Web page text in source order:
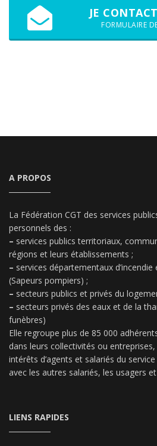
JE
FORMULAIRE
A PROPOS
La Fédération CGT des services
personnels des :
– services publics territoriaux,
régions et leurs établissements ;
– services départementaux
(Sapeurs pompiers) ;
– secteurs publics et privés du
– secteurs privés des eaux et de la
funèbres)
Elle regroupe plus de 85 000
dans leurs collectivités ou
intérêts d’agents et salariés du
avec les autres salariés, les usagers
LIENS RAPIDES